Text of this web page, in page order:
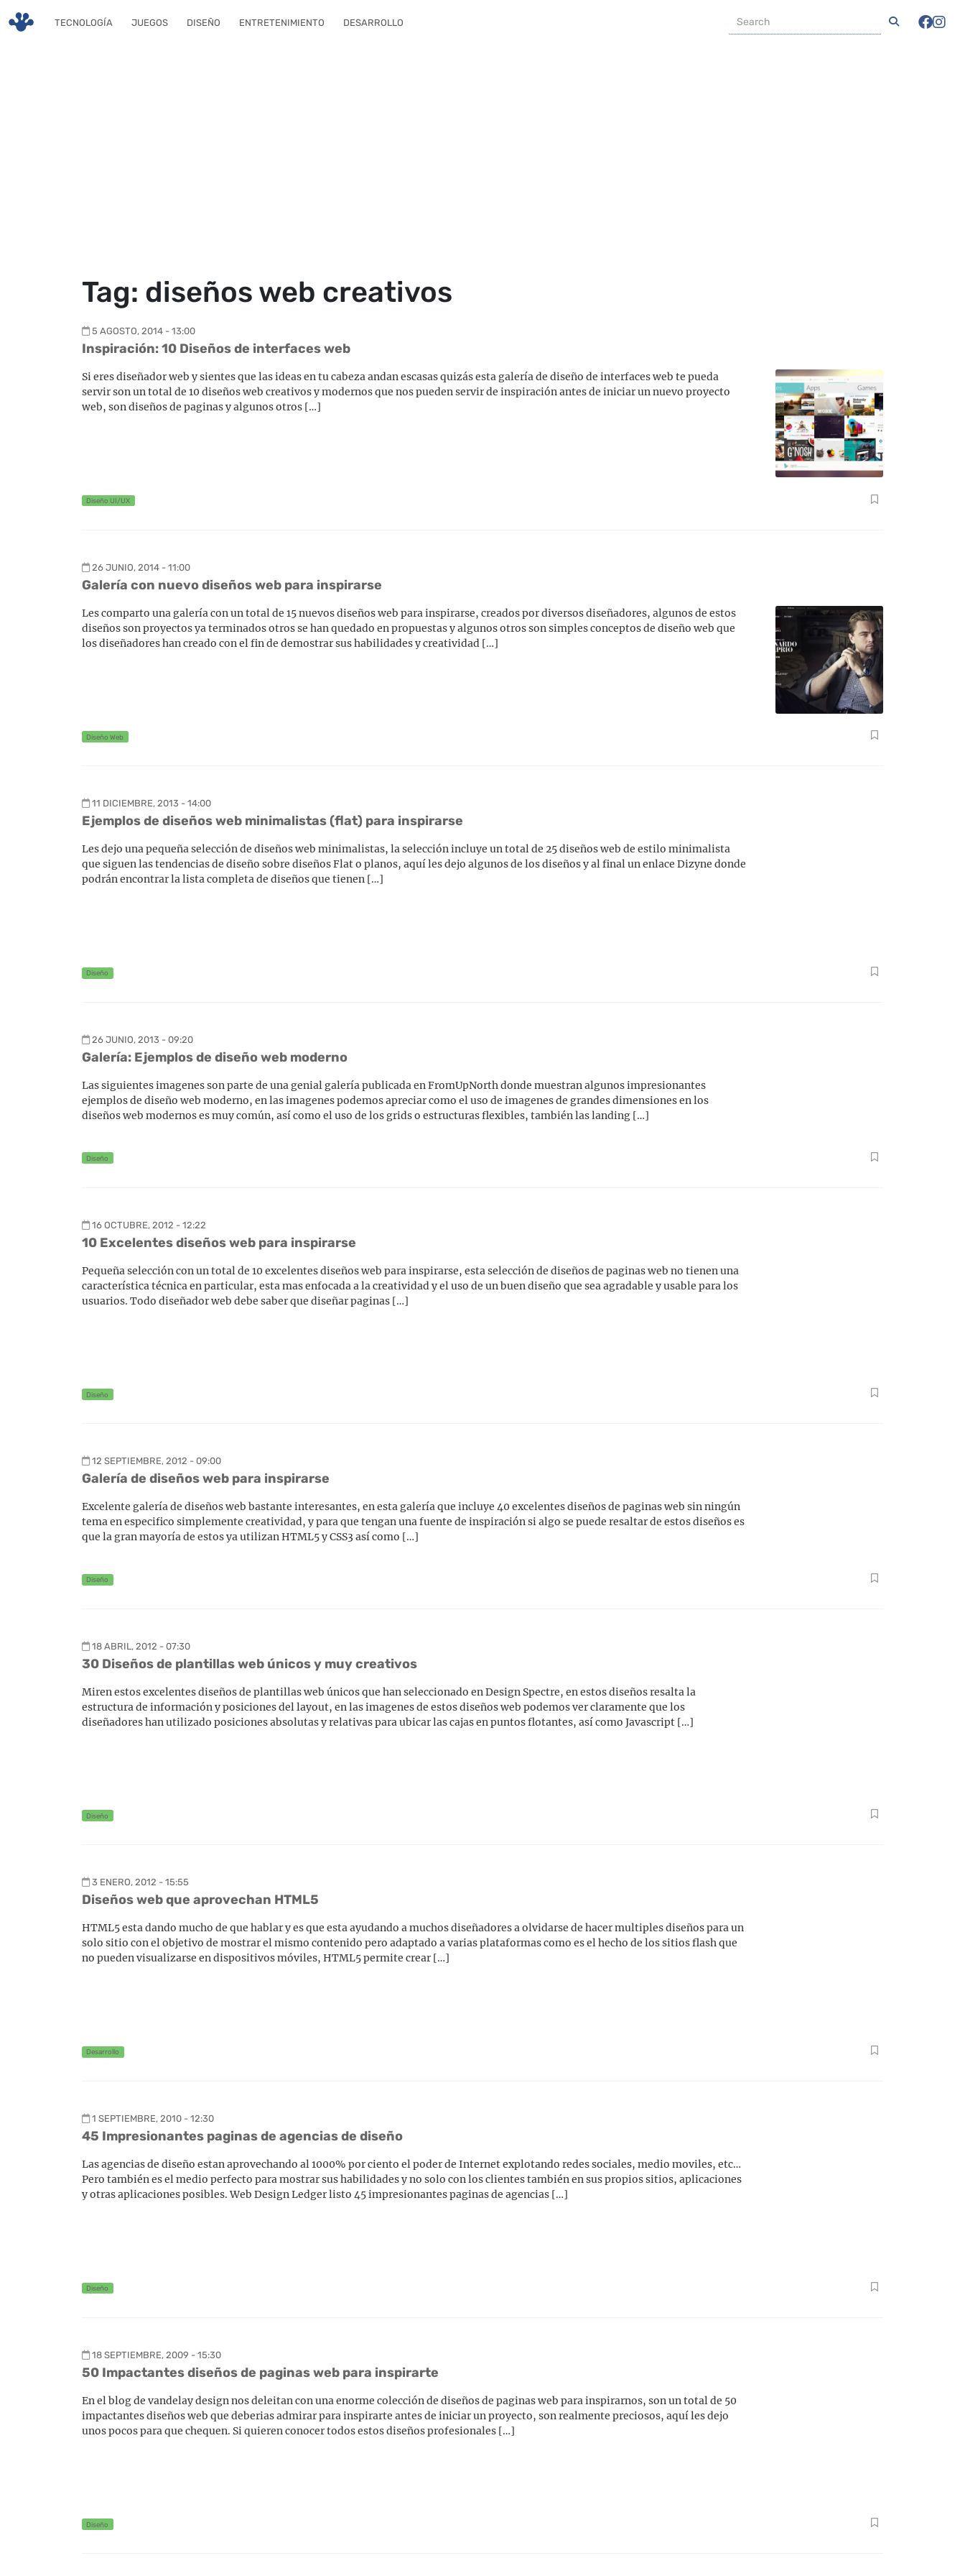
TECNOLOGÍA JUEGOS DISEÑO ENTRETENIMIENTO DESARROLLO
Tag: diseños web creativos
5 AGOSTO, 2014 - 13:00
Inspiración: 10 Diseños de interfaces web
Si eres diseñador web y sientes que las ideas en tu cabeza andan escasas quizás esta galería de diseño de interfaces web te pueda
servir son un total de 10 diseños web creativos y modernos que nos pueden servir de inspiración antes de iniciar un nuevo proyecto
web, son diseños de paginas y algunos otros […]
Diseño UI/UX
26 JUNIO, 2014 - 11:00
Galería con nuevo diseños web para inspirarse
Les comparto una galería con un total de 15 nuevos diseños web para inspirarse, creados por diversos diseñadores, algunos de estos
diseños son proyectos ya terminados otros se han quedado en propuestas y algunos otros son simples conceptos de diseño web que
los diseñadores han creado con el fin de demostrar sus habilidades y creatividad […]
Diseño Web
11 DICIEMBRE, 2013 - 14:00
Ejemplos de diseños web minimalistas (flat) para inspirarse
Les dejo una pequeña selección de diseños web minimalistas, la selección incluye un total de 25 diseños web de estilo minimalista
que siguen las tendencias de diseño sobre diseños Flat o planos, aquí les dejo algunos de los diseños y al final un enlace Dizyne donde
podrán encontrar la lista completa de diseños que tienen […]
Diseño
26 JUNIO, 2013 - 09:20
Galería: Ejemplos de diseño web moderno
Las siguientes imagenes son parte de una genial galería publicada en FromUpNorth donde muestran algunos impresionantes
ejemplos de diseño web moderno, en las imagenes podemos apreciar como el uso de imagenes de grandes dimensiones en los
diseños web modernos es muy común, así como el uso de los grids o estructuras flexibles, también las landing […]
Diseño
16 OCTUBRE, 2012 - 12:22
10 Excelentes diseños web para inspirarse
Pequeña selección con un total de 10 excelentes diseños web para inspirarse, esta selección de diseños de paginas web no tienen una
característica técnica en particular, esta mas enfocada a la creatividad y el uso de un buen diseño que sea agradable y usable para los
usuarios. Todo diseñador web debe saber que diseñar paginas […]
Diseño
12 SEPTIEMBRE, 2012 - 09:00
Galería de diseños web para inspirarse
Excelente galería de diseños web bastante interesantes, en esta galería que incluye 40 excelentes diseños de paginas web sin ningún
tema en especifico simplemente creatividad, y para que tengan una fuente de inspiración si algo se puede resaltar de estos diseños es
que la gran mayoría de estos ya utilizan HTML5 y CSS3 así como […]
Diseño
18 ABRIL, 2012 - 07:30
30 Diseños de plantillas web únicos y muy creativos
Miren estos excelentes diseños de plantillas web únicos que han seleccionado en Design Spectre, en estos diseños resalta la
estructura de información y posiciones del layout, en las imagenes de estos diseños web podemos ver claramente que los
diseñadores han utilizado posiciones absolutas y relativas para ubicar las cajas en puntos flotantes, así como Javascript […]
Diseño
3 ENERO, 2012 - 15:55
Diseños web que aprovechan HTML5
HTML5 esta dando mucho de que hablar y es que esta ayudando a muchos diseñadores a olvidarse de hacer multiples diseños para un
solo sitio con el objetivo de mostrar el mismo contenido pero adaptado a varias plataformas como es el hecho de los sitios flash que
no pueden visualizarse en dispositivos móviles, HTML5 permite crear […]
Desarrollo
1 SEPTIEMBRE, 2010 - 12:30
45 Impresionantes paginas de agencias de diseño
Las agencias de diseño estan aprovechando al 1000% por ciento el poder de Internet explotando redes sociales, medio moviles, etc…
Pero también es el medio perfecto para mostrar sus habilidades y no solo con los clientes también en sus propios sitios, aplicaciones
y otras aplicaciones posibles. Web Design Ledger listo 45 impresionantes paginas de agencias […]
Diseño
18 SEPTIEMBRE, 2009 - 15:30
50 Impactantes diseños de paginas web para inspirarte
En el blog de vandelay design nos deleitan con una enorme colección de diseños de paginas web para inspirarnos, son un total de 50
impactantes diseños web que deberias admirar para inspirarte antes de iniciar un proyecto, son realmente preciosos, aquí les dejo
unos pocos para que chequen. Si quieren conocer todos estos diseños profesionales […]
Diseño